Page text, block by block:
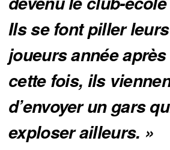
Ils se font piller
joueurs année
cette fois, ils
d’envoyer un gars
exploser ailleurs. »